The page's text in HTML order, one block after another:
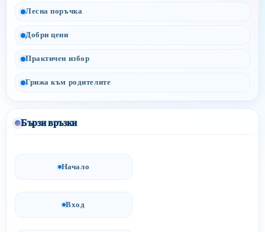
Лесна поръчка
Добри цени
Практичен избор
Грижа към родителите
Бързи връзки
Начало
Вход